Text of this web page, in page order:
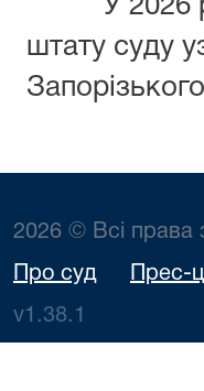
У 2026
штату суду
2026 © Всі права
Про суд Прес-
v1.38.1